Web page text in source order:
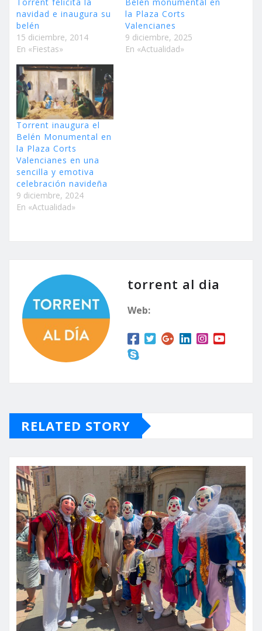
navidad e inaugura su
belén
15 diciembre, 2014
En «Fiestas»
la Plaza Corts
Valencianes
9 diciembre, 2025
En «Actualidad»
Torrent inaugura el
Belén Monumental en
la Plaza Corts
Valencianes en una
sencilla y emotiva
celebración navideña
9 diciembre, 2024
En «Actualidad»
torrent al dia
Web:
RELATED STORY